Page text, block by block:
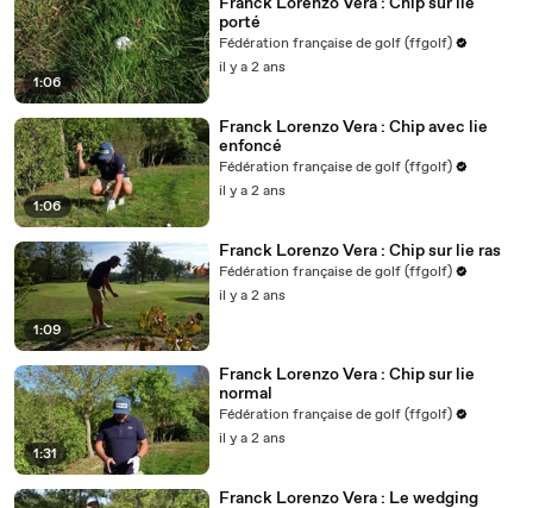
1:06
porté
Fédération française de golf (ffgolf)
il y a 2 ans
1:06
Franck Lorenzo Vera : Chip avec lie
enfoncé
Fédération française de golf (ffgolf)
il y a 2 ans
1:09
Franck Lorenzo Vera : Chip sur lie ras
Fédération française de golf (ffgolf)
il y a 2 ans
1:31
Franck Lorenzo Vera : Chip sur lie
normal
Fédération française de golf (ffgolf)
il y a 2 ans
Franck Lorenzo Vera : Le wedging